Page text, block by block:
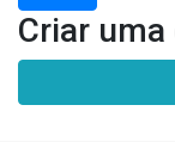
Criar